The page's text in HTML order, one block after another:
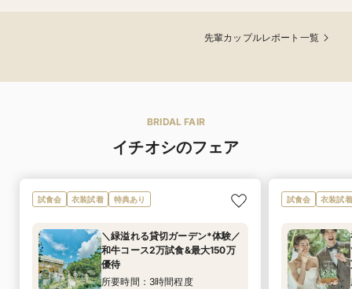
先輩カップルレポート一覧
BRIDAL FAIR
イチオシのフェア
試食会 衣装試着 特典あり
＼緑溢れる貸切ガーデン*体験／
和牛コース2万試食&最大150万
優待
所要時間：3時間程度
試食会 衣装試着